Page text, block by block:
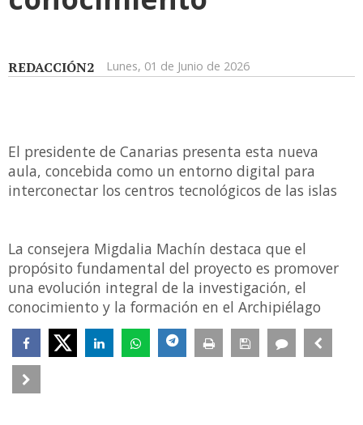
REDACCIÓN2 Lunes, 01 de Junio de 2026
El presidente de Canarias presenta esta nueva
aula, concebida como un entorno digital para
interconectar los centros tecnológicos de las islas
La consejera Migdalia Machín destaca que el
propósito fundamental del proyecto es promover
una evolución integral de la investigación, el
conocimiento y la formación en el Archipiélago